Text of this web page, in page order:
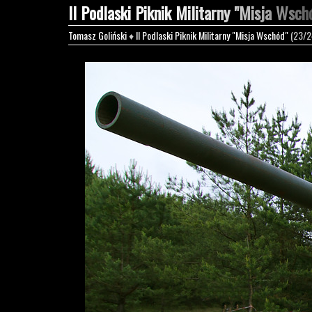
II Podlaski Piknik Militarny "Misja
Tomasz Goliński♦II Podlaski Piknik Militarny "Misja Wschód"(23/